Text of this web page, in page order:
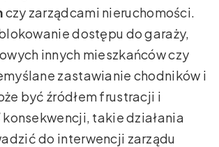
czy zarządcami nieruchomości.
dostępu do garaży,
innych mieszkańców czy
zastawianie chodników i
być źródłem frustracji i
takie działania
do interwencji zarządu